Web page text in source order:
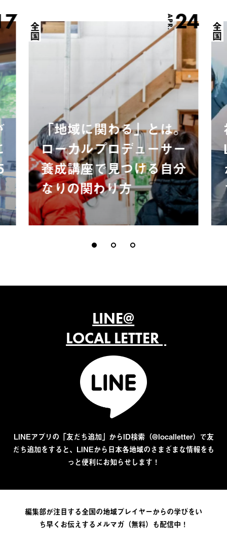
APR.24
全国
「地域に関わる」とは。
ローカルプロデューサー
養成講座で見つける自分
なりの関わり方
全国
LINE@
LOCAL LETTER
LINEアプリの「友だち追加」からID検索（@localletter）で友
だち追加をすると、LINEから日本各地域のさまざまな情報をも
っと便利にお知らせします！
編集部が注目する全国の地域プレイヤーからの学びをい
ち早くお伝えするメルマガ（無料）も配信中！